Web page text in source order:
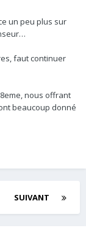
un peu plus sur
faut continuer
nous offrant
beaucoup donné
SUIVANT